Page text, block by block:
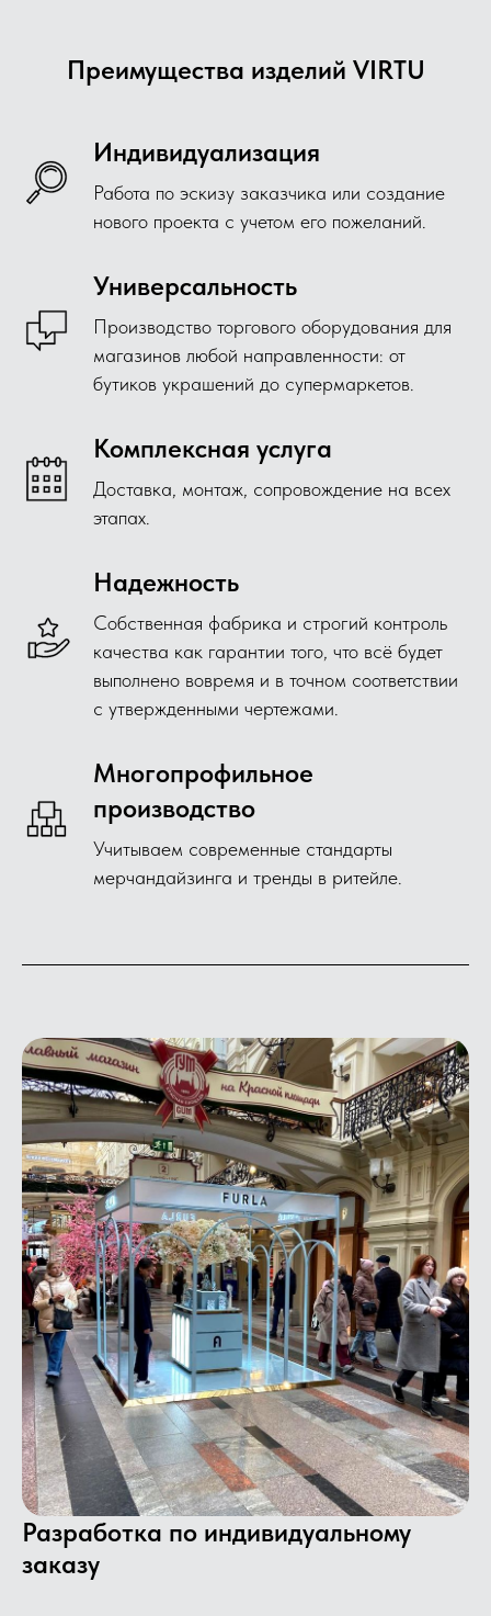
Преимущества изделий VIRTU
Индивидуализация
Работа по эскизу заказчика или создание
нового проекта с учетом его пожеланий.
Универсальность
Производство торгового оборудования для
магазинов любой направленности: от
бутиков украшений до супермаркетов.
Комплексная услуга
Доставка, монтаж, сопровождение на всех
этапах.
Надежность
Собственная фабрика и строгий контроль
качества как гарантии того, что всё будет
выполнено вовремя и в точном соответствии
с утвержденными чертежами.
Многопрофильное
производство
Учитываем современные стандарты
мерчандайзинга и тренды в ритейле.
Разработка по индивидуальному
заказу